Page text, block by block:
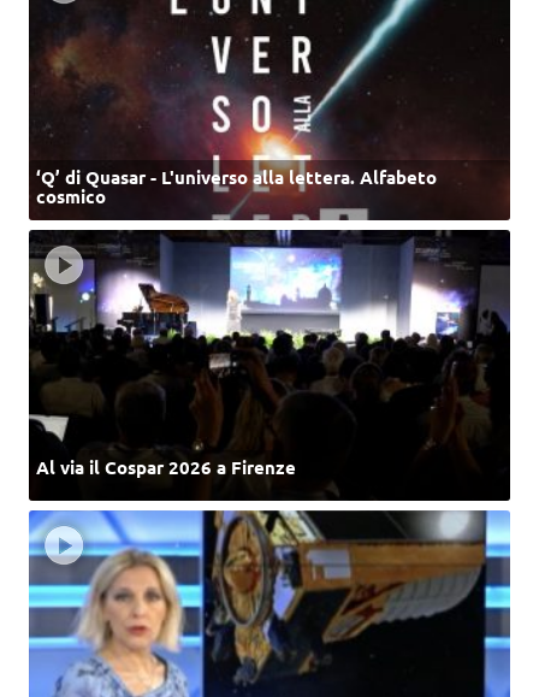
‘Q’ di Quasar - L'universo alla lettera. Alfabeto
cosmico
Al via il Cospar 2026 a Firenze